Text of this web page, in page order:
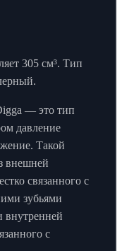
305 см³. Тип
— это тип
давление
Такой
внешней
связанного с
зубьями
внутренней
с